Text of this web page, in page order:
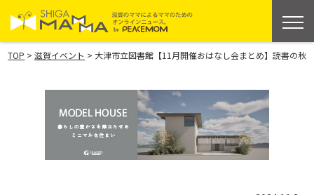
TOP >滋賀イベント > 大津市立図書館【11月開催おはなし会まとめ】読書の